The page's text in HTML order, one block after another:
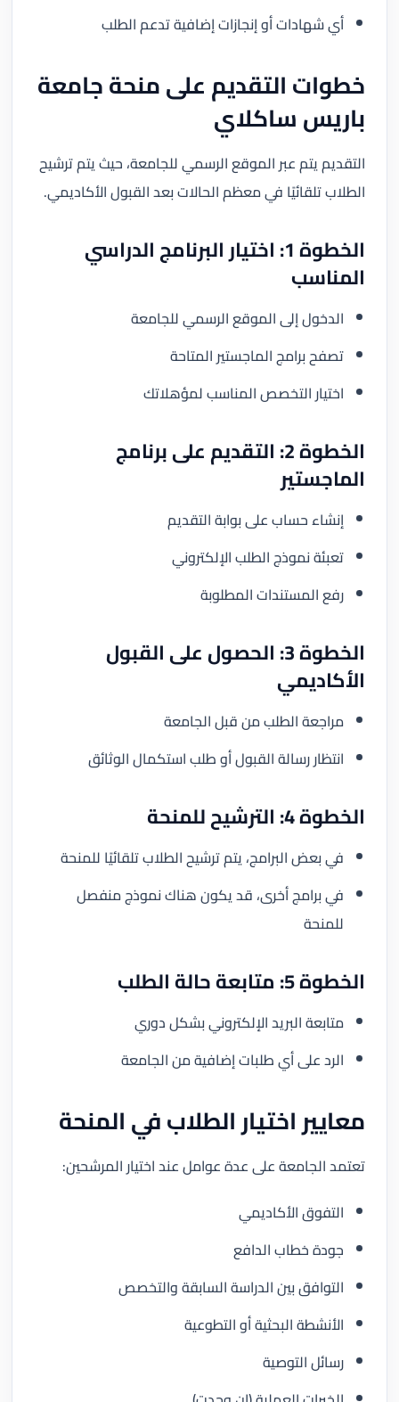
أي شهادات أو إنجازات إضافية تدعم الطلب
خطوات التقديم على منحة جامعة
باريس ساكلاي
التقديم يتم عبر الموقع الرسمي للجامعة، حيث يتم ترشيح
الطلاب تلقائيًا في معظم الحالات بعد القبول الأكاديمي.
الخطوة 1: اختيار البرنامج الدراسي
المناسب
الدخول إلى الموقع الرسمي للجامعة
تصفح برامج الماجستير المتاحة
اختيار التخصص المناسب لمؤهلاتك
الخطوة 2: التقديم على برنامج
الماجستير
إنشاء حساب على بوابة التقديم
تعبئة نموذج الطلب الإلكتروني
رفع المستندات المطلوبة
الخطوة 3: الحصول على القبول
الأكاديمي
مراجعة الطلب من قبل الجامعة
انتظار رسالة القبول أو طلب استكمال الوثائق
الخطوة 4: الترشيح للمنحة
في بعض البرامج، يتم ترشيح الطلاب تلقائيًا للمنحة
في برامج أخرى، قد يكون هناك نموذج منفصل
للمنحة
الخطوة 5: متابعة حالة الطلب
متابعة البريد الإلكتروني بشكل دوري
الرد على أي طلبات إضافية من الجامعة
معايير اختيار الطلاب في المنحة
تعتمد الجامعة على عدة عوامل عند اختيار المرشحين:
التفوق الأكاديمي
جودة خطاب الدافع
التوافق بين الدراسة السابقة والتخصص
الأنشطة البحثية أو التطوعية
رسائل التوصية